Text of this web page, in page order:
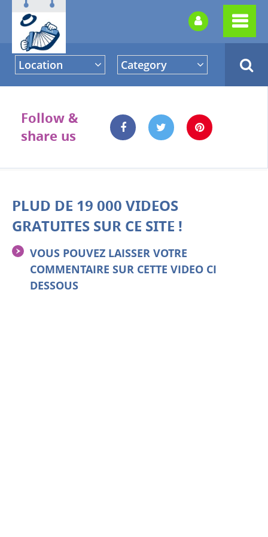
Location Category
Follow &
share us
PLUD DE 19 000 VIDEOS
GRATUITES SUR CE SITE !
VOUS POUVEZ LAISSER VOTRE
COMMENTAIRE SUR CETTE VIDEO CI
DESSOUS